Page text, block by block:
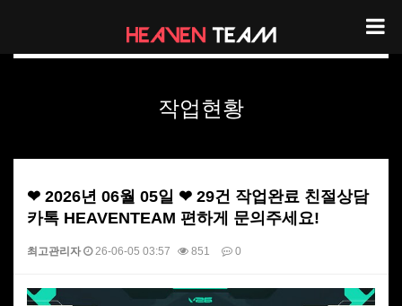
헤븐팀 작업현황
작업현황
❤ 2026년 06월 05일 ❤ 29건 작업완료 친절상담
카톡 HEAVENTEAM 편하게 문의주세요!
최고관리자 26-06-05 03:57 851 0
본문